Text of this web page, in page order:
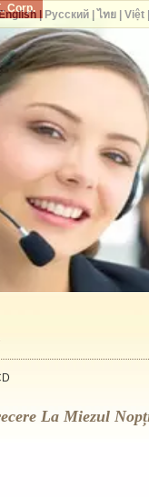
Corp.
La Miezul
| Русский| ไทย| Việt|